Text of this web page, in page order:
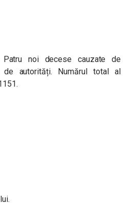
noi decese cauzate de
de autorități. Numărul total al